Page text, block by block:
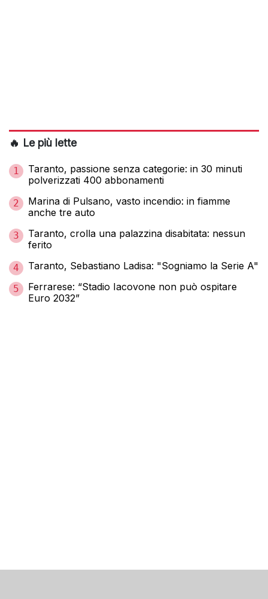
🔥 Le più lette
1
Taranto, passione senza categorie: in 30 minuti
polverizzati 400 abbonamenti
2
Marina di Pulsano, vasto incendio: in fiamme
anche tre auto
3
Taranto, crolla una palazzina disabitata: nessun
ferito
4 Taranto, Sebastiano Ladisa: "Sogniamo la Serie A"
5
Ferrarese: “Stadio Iacovone non può ospitare
Euro 2032”